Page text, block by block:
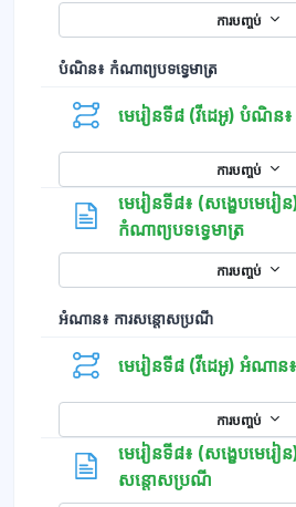
ការបញ្ចប់
បំណិន៖ កំណាព្យបទទ្វេមាត្រ
មេរៀនទី៨ (វីដេអូ) បំណិន៖
ការបញ្ចប់
មេរៀនទី៨៖ (សង្ខេបមេរ
កំណាព្យបទទ្វេមាត្រទំព័រ
ការបញ្ចប់
អំណាន៖ ការសន្ដោសប្រណី
មេរៀនទី៨ (វីដេអូ) អំណា
ការបញ្ចប់
មេរៀនទី៨៖ (សង្ខេបមេរៀ
សន្ដោសប្រណី